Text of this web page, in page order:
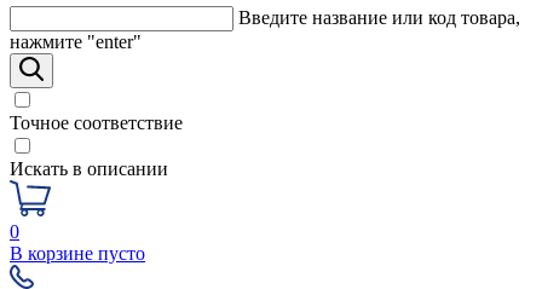
Введите название или код товара,
нажмите "enter"
Точное соответствие
Искать в описании
0
В корзине пусто